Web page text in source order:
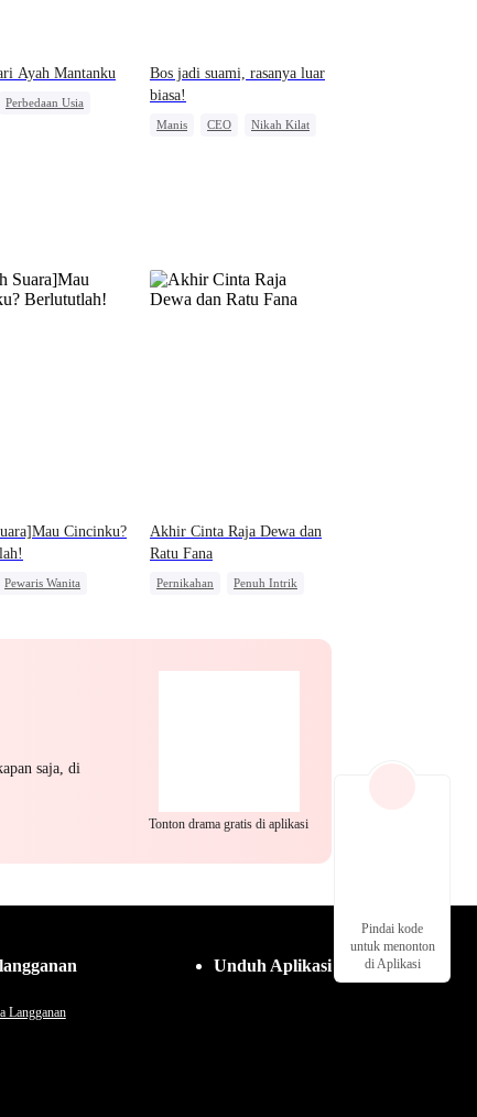
Ayah Mantanku
Perbedaan Usia
Bos jadi suami, rasanya luar
biasa!
Manis CEO Nikah Kilat
Cincinku?
Pewaris Wanita
Akhir Cinta Raja Dewa dan
Ratu Fana
Pernikahan
Penuh Intrik
saja, di
Tonton drama gratis di aplikasi
Langganan
Unduh Aplikasi
Pindai kode
untuk menonton
di Aplikasi